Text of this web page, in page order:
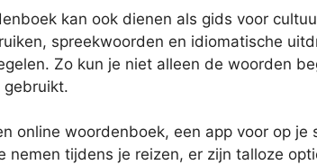
kan ook dienen als gids voor
spreekwoorden en idiomatische
Zo kun je niet alleen de woorden
online woordenboek, een app voor op je
nemen tijdens je reizen, er zijn talloze